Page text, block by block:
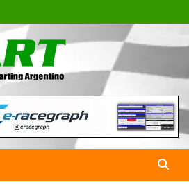
| La Revista
Karting en